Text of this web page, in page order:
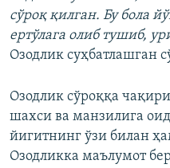
сўроқ қилган. Бу бола
ертўлага олиб тушиб,
Озодлик суҳбатлашган
Озодлик сўроққа
шахси ва манзилига
йигитнинг ўзи билан
Озодликка маълумот